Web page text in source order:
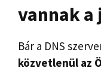
vannak a
Bár a DNS
közvetlenül az